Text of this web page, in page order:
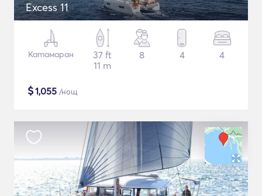
Excess 11
Катамаран
37 ft
11 m
8 4 4
$1,055 /нощ